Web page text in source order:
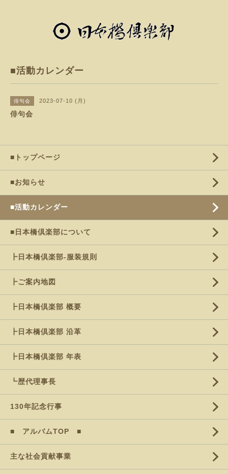
■活動カレンダー
俳句会 2023-07-10 (月)
俳句会
■トップページ
■お知らせ
■活動カレンダー
■日本橋倶楽部について
┣日本橋倶楽部-服装規則
┣ご案内地図
┣日本橋倶楽部 概要
┣日本橋倶楽部 沿革
┣日本橋倶楽部 年表
┗歴代理事長
130年記念行事
■ アルバムTOP ■
主な社会貢献事業